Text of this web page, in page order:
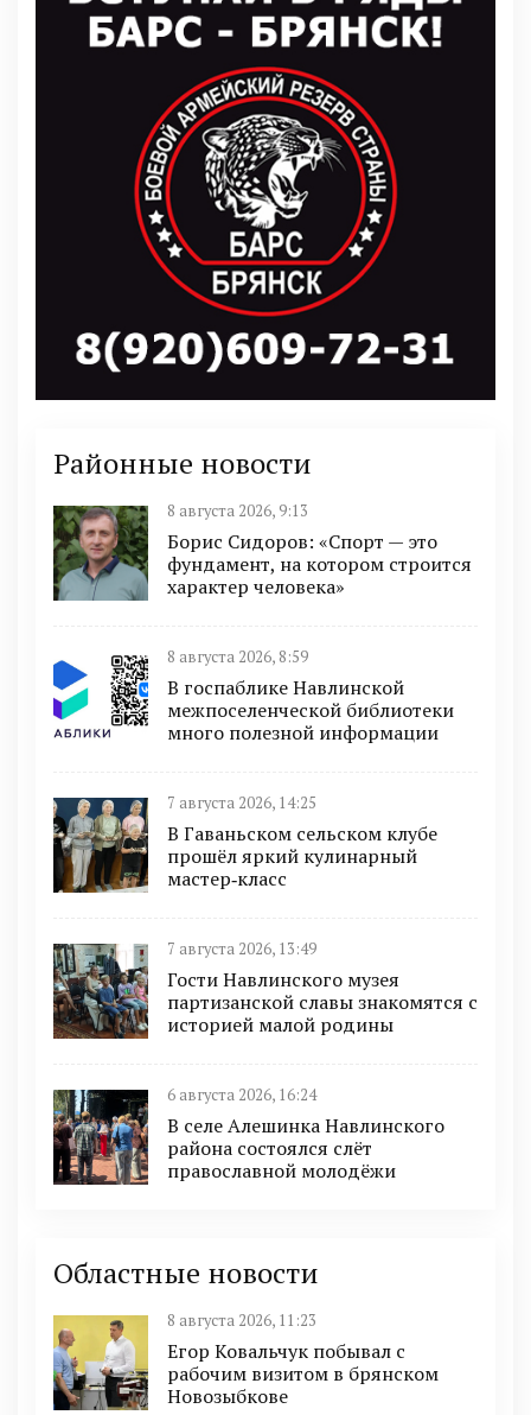
Районные новости
8 августа 2026, 9:13
Борис Сидоров: «Спорт — это
фундамент, на котором строится
характер человека»
8 августа 2026, 8:59
В госпаблике Навлинской
межпоселенческой библиотеки
много полезной информации
7 августа 2026, 14:25
В Гаваньском сельском клубе
прошёл яркий кулинарный
мастер‑класс
7 августа 2026, 13:49
Гости Навлинского музея
партизанской славы знакомятся с
историей малой родины
6 августа 2026, 16:24
В селе Алешинка Навлинского
района состоялся слёт
православной молодёжи
Областные новости
8 августа 2026, 11:23
Егор Ковальчук побывал с
рабочим визитом в брянском
Новозыбкове